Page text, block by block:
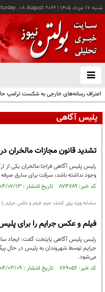
شنبه ۱۷ مرداد ۱۴۰۵ |
, 08 August 2026
باز
و
اعتراف رسانه‌های خارجی به شکست ترامپ
پلیس آگاهی
تشدید قانون مجازات مالخران
رئیس پلیس آگاهی فراجا:مالخران یکی
وجود نداشته باشد، سرقت برای سارق
کد خبر: ۸۷۴۷۸۹ تاریخ انتشار : ۱۴۰۴/۰۷/۱۳
سامانه ویژه برای کشف جرم؛ فیلم و عکس جرایم را
فیلم و عکس جرایم را برای
رئیس پلیس آگاهی پایتخت گفت: ایجاد
جرایم توسط شهروندان به پلیس در حال
می‌شود.
کد خبر: ۸۶۹۰۵۶ تاریخ انتشار : ۱۴۰۴/۰۳/۰۹